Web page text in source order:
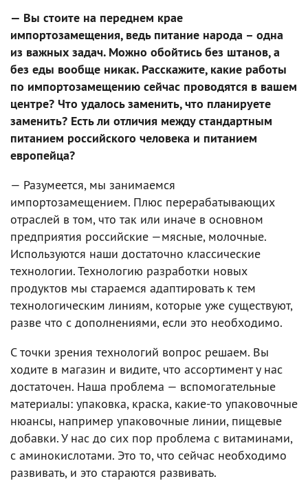
— Вы стоите на переднем крае
импортозамещения, ведь питание народа – одна
из важных задач. Можно обойтись без штанов, а
без еды вообще никак. Расскажите, какие работы
по импортозамещению сейчас проводятся в вашем
центре? Что удалось заменить, что планируете
заменить? Есть ли отличия между стандартным
питанием российского человека и питанием
европейца?
— Разумеется, мы занимаемся
импортозамещением. Плюс перерабатывающих
отраслей в том, что так или иначе в основном
предприятия российские —мясные, молочные.
Используются наши достаточно классические
технологии. Технологию разработки новых
продуктов мы стараемся адаптировать к тем
технологическим линиям, которые уже существуют,
разве что с дополнениями, если это необходимо.
С точки зрения технологий вопрос решаем. Вы
ходите в магазин и видите, что ассортимент у нас
достаточен. Наша проблема — вспомогательные
материалы: упаковка, краска, какие-то упаковочные
нюансы, например упаковочные линии, пищевые
добавки. У нас до сих пор проблема с витаминами,
с аминокислотами. Это то, что сейчас необходимо
развивать, и это стараются развивать.